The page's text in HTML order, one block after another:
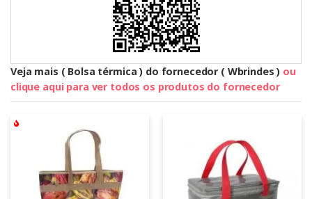
Veja mais ( Bolsa térmica ) do fornecedor ( Wbrindes ) ou
clique aqui para ver todos os produtos do fornecedor